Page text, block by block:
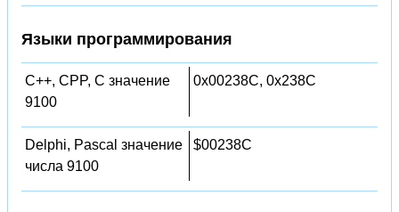
Языки программирования
C++, CPP, C значение
9100
0x00238C, 0x238C
Delphi, Pascal значение
числа 9100
$00238C